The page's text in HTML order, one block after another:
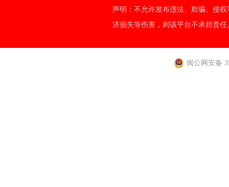
声明：不允许发布违法、欺骗、侵
济损失等伤害，则该平台不承担责任
闽公网安备